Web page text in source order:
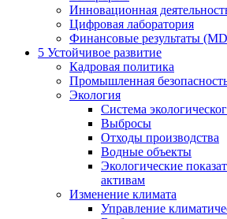
Инновационная
Цифровая лаборатория
Финансовые результаты
5 Устойчивое развитие
Кадровая политика
Промышленная
Экология
Система
Выбросы
Отходы производства
Водные объекты
Экологические
активам
Изменение климата
Управление